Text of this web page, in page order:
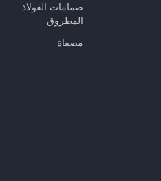
صمامات الفولاذ
المطروق
مصفاة